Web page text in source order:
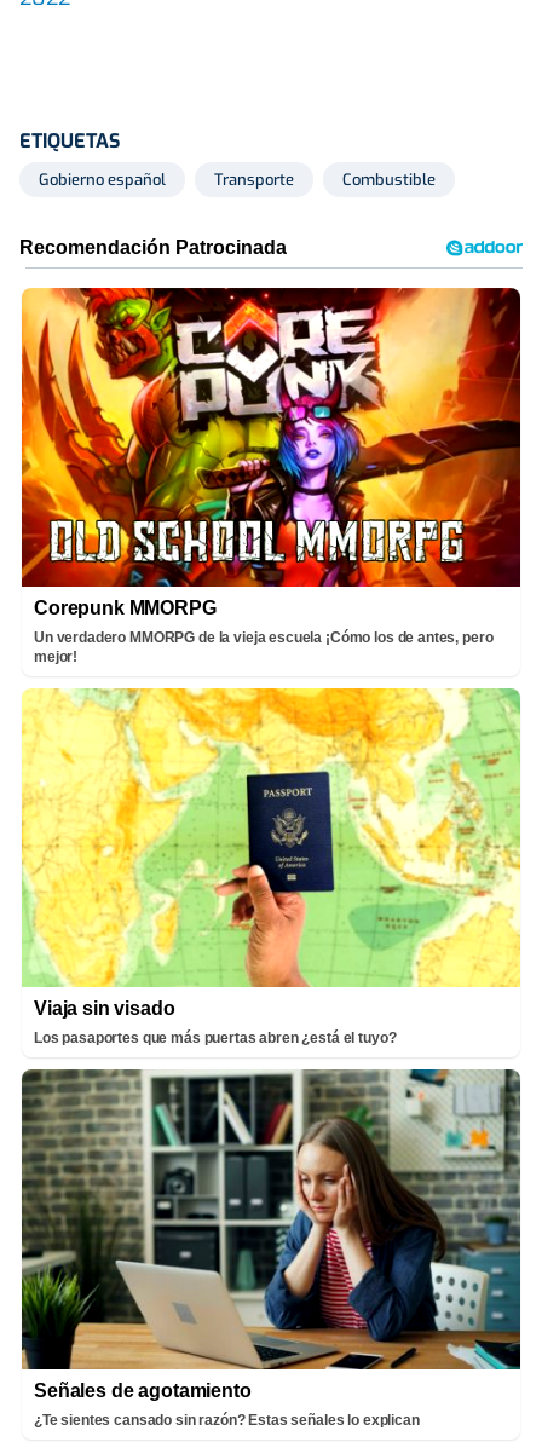
ETIQUETAS
Gobierno español Transporte Combustible
Corepunk MMORPG
Un verdadero MMORPG de la vieja escuela ¡Cómo los de antes, pero
mejor!
Viaja sin visado
Los pasaportes que más puertas abren ¿está el tuyo?
Señales de agotamiento
¿Te sientes cansado sin razón? Estas señales lo explican